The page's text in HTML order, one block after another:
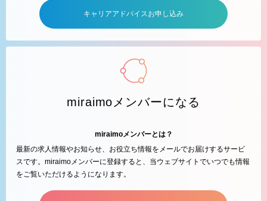
キャリアアドバイスお申し込み
miraimoメンバーになる
miraimoメンバーとは？
最新の求人情報やお知らせ、お役立ち情報をメールでお届けするサービ
スです。miraimoメンバーに登録すると、当ウェブサイトでいつでも情報
をご覧いただけるようになります。